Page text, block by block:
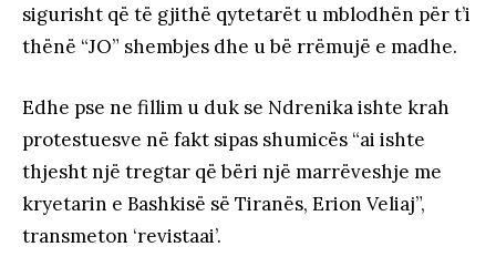
sigurisht që të gjithë qytetarët u mblodhën për t’i
thënë “JO” shembjes dhe u bë rrëmujë e madhe.
Edhe pse ne fillim u duk se Ndrenika ishte krah
protestuesve në fakt sipas shumicës “ai ishte
thjesht një tregtar që bëri një marrëveshje me
kryetarin e Bashkisë së Tiranës, Erion Veliaj”,
transmeton ‘revistaai’.